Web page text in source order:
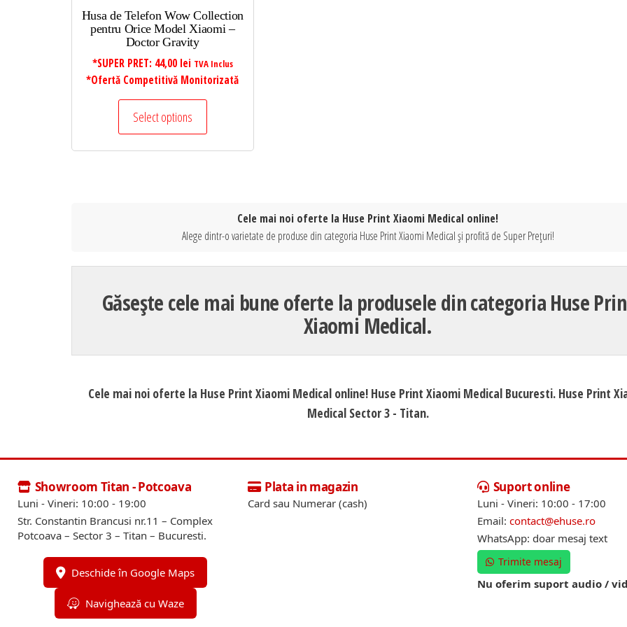
Husa de Telefon Wow Collection
pentru Orice Model Xiaomi –
Doctor Gravity
*SUPER PRET: 44,00 lei TVA Inclus
*Ofertă Competitivă Monitorizată
Select options
Cele mai noi oferte la Huse Print Xiaomi Medical online!
Alege dintr-o varietate de produse din categoria Huse Print Xiaomi Medical și profită de Super Prețuri!
Găsește cele mai bune oferte la produsele din categoria Huse
Xiaomi Medical.
Cele mai noi oferte la Huse Print Xiaomi Medical online! Huse Print Xiaomi Medical Bucuresti. Huse Print
Medical Sector 3 - Titan.
Showroom Titan - Potcoava
Luni - Vineri: 10:00 - 19:00
Str. Constantin Brancusi nr.11 – Complex
Potcoava – Sector 3 – Titan – Bucuresti.
Deschide în Google Maps
Navighează cu Waze
Plata in magazin
Card sau Numerar (cash)
Suport online
Luni - Vineri: 10:00 - 17:00
Email: contact@ehuse.ro
WhatsApp: doar mesaj text
Trimite mesaj
Nu oferim suport audio /